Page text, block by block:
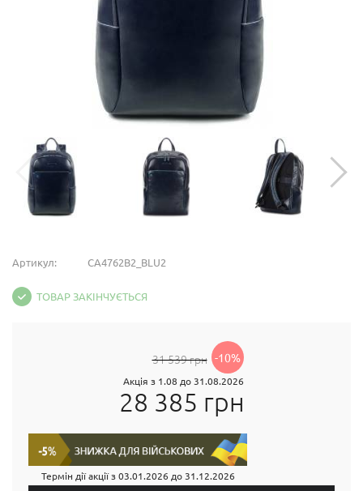
Артикул: CA4762B2_BLU2
ТОВАР ЗАКІНЧУЄТЬСЯ
31 539 грн -10%
Акція з 1.08 до 31.08.2026
28 385 грн
Термін дії акції з03.01.2026 до 31.12.2026